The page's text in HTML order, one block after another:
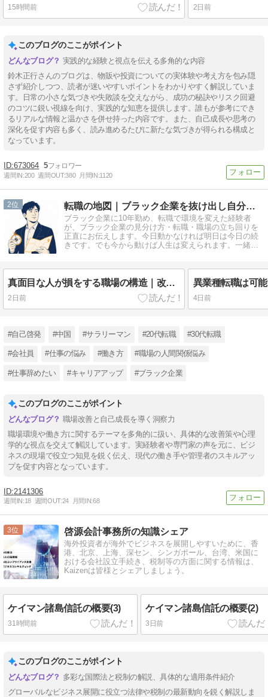
15時間前 2日前
このブログのここがポイント
実践的な経験と視点を伝える多角的な内容
鈴木正行さんのブログは、物販や投資についての実体験や考え方を包み隠
さず紹介しつつ、読者が迷いやすいポイントをわかりやすく解説していま
す。日常の小さな気づきや失敗談を交えながら、成功の秘訣やリスク回避
のコツに鋭い視線を向け、実践的な知恵を提供します。誰もが参考にでき
るリアルな情報と温かさを併せ持った内容です。また、自己成長や思考の
深化を促す内容も多く、読み進めるたびに新たな気づきが得られる構成と
なっています。
673064 5
週間IN:200 週間OUT:380 月間IN:1120
2 転職の地図｜ブラック企業を抜け出し自分で選ぶキャリアへ
ブラック企業に10年勤め、転職で環境を変えた経験者
が、ブラック企業の見分け方・転職・職場の立ち回りを
正直にお伝えします。今日動かなければ明日は今日の続
きです。でも今から動けば人生は変えられます。一緒に
真面目な人が損をする職場の構造｜改善するほど仕事が増える理由
2日前 4日前
#自己啓発 #中国 #サラリーマン #20代転職 #30代転職
#会社員 #仕事の悩み #働き方 #職場の人間関係悩み
#仕事辞めたい #キャリアアップ #ブラック企業
このブログのここがポイント
職場改善と自己成長を導く洞察力
職場環境や働き方に関するテーマを多角的に扱い、具体的な改善策や心理
学的な視点を交えて解説しています。実経験者や専門家の声を元に、ビジ
ネスの現場で役立つ知見を鋭く伝え、現代の働き手や管理者のスキルアッ
プを促す内容となっています。
2141306
週間IN:18 週間OUT:24 月間IN:68
3 啓源会計事務所の知識シェア
海外投資者が海外でビジネスを展開しやすいために、香
港、北京、上海、深セン、シンガポール、台湾、米国に
おける会社設立手続き、税制等の方面に関する情報は、
Kaizenは皆様とシェアしましょう。
ケイマン諸島信託の概要(3)
31時間前
ケイマン諸島信託の概要(2)
3日前
このブログのここがポイント
多彩な国際法と税制の解説、具体的な適用条件紹介
グローバルなビジネス展開に役立つ法律や税制の最新動向を鋭く解説しま